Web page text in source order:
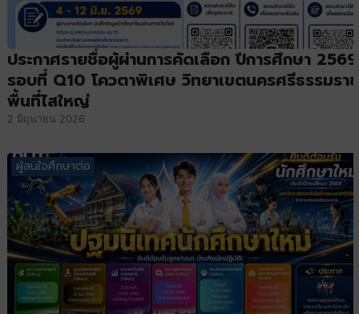
ประกาศรายชื่อผู้ผ่านการคัดเลือก ปีการศึกษา 2569
รอบที่ Q10 โควตาพิเศษ วิทยาเขตนครศรีธรรมราช
พื้นที่ไสใหญ่
2 มิถุนายน 2026
ผู้สนใจศึกษาต่อ